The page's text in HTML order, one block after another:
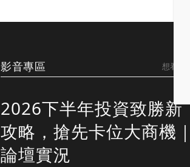
影音專區 想看更多
2026下半年投資致勝新
攻略，搶先卡位大商機｜
論壇實況